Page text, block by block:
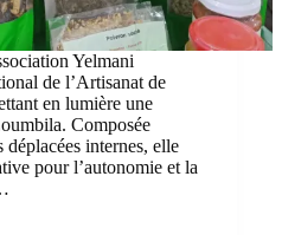
Yelmani
de l’Artisanat de
en lumière une
Composée
déplacées internes, elle
pour l’autonomie et la